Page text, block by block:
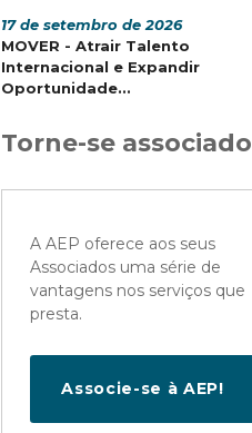
17 de setembro de 2026
MOVER - Atrair Talento
Internacional e Expandir
Oportunidade...
Torne-se associado
A AEP oferece aos seus
Associados uma série de
vantagens nos serviços que
presta.
Associe-se à AEP!